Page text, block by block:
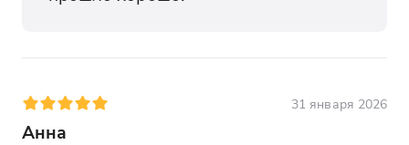
31 января 2026
Анна